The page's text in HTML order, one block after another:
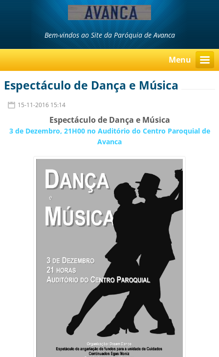
Bem-vindos ao Site da Paróquia de Avanca
Menu
Espectáculo de Dança e Música
15-11-2016 15:14
Espectáculo de Dança e Música
3 de Dezembro, 21H00 no Auditório do Centro Paroquial de
Avanca